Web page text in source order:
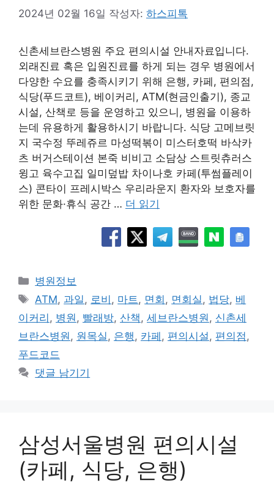
2024년 02월 16일 작성자: 하스피톡
신촌세브란스병원 주요 편의시설 안내자료입니다.
외래진료 혹은 입원진료를 하게 되는 경우 병원에서
다양한 수요를 충족시키기 위해 은행, 카페, 편의점,
식당(푸드코트), 베이커리, ATM(현금인출기), 종교
시설, 산책로 등을 운영하고 있으니, 병원을 이용하
는데 유용하게 활용하시기 바랍니다. 식당 고메브릿
지 국수정 뚜레쥬르 마성떡볶이 미스터호떡 바삭카
츠 버거스테이션 본죽 비비고 소담상 스트릿츄러스
윙고 육수고집 일미덮밥 차이나호 카페(투썸플레이
스) 콘타이 프레시박스 우리라운지 환자와 보호자를
위한 문화·휴식 공간 … 더 읽기
카
테
리
병원정보
태
그
ATM, 과일, 로비 , 마트, 면회 , 면회실, 법당, 베
이커리 , 병원, 빨래방, 산책, 세브란스병원, 신촌세
브란스병원, 원목실, 은행, 카페 , 편의시설 , 편의점,
푸드코드
댓글 남기기
삼성서울병원 편의시설
(카페, 식당, 은행)